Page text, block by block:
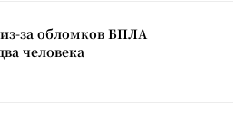
за обломков БПЛА
человека